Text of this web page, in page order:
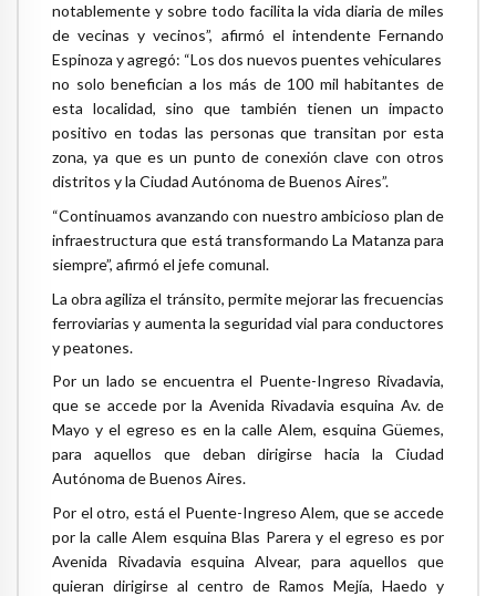
notablemente y sobre todo facilita la vida diaria de miles
de vecinas y vecinos”, afirmó el intendente Fernando
Espinoza y agregó: “Los dos nuevos puentes vehiculares
no solo benefician a los más de 100 mil habitantes de
esta localidad, sino que también tienen un impacto
positivo en todas las personas que transitan por esta
zona, ya que es un punto de conexión clave con otros
distritos y la Ciudad Autónoma de Buenos Aires”.
“Continuamos avanzando con nuestro ambicioso plan de
infraestructura que está transformando La Matanza para
siempre”, afirmó el jefe comunal.
La obra agiliza el tránsito, permite mejorar las frecuencias
ferroviarias y aumenta la seguridad vial para conductores
y peatones.
Por un lado se encuentra el Puente-Ingreso Rivadavia,
que se accede por la Avenida Rivadavia esquina Av. de
Mayo y el egreso es en la calle Alem, esquina Güemes,
para aquellos que deban dirigirse hacia la Ciudad
Autónoma de Buenos Aires.
Por el otro, está el Puente-Ingreso Alem, que se accede
por la calle Alem esquina Blas Parera y el egreso es por
Avenida Rivadavia esquina Alvear, para aquellos que
quieran dirigirse al centro de Ramos Mejía, Haedo y